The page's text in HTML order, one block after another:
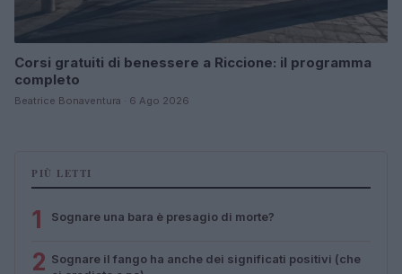
Corsi gratuiti di benessere a Riccione: il programma
completo
Beatrice Bonaventura · 6 Ago 2026
PIÙ LETTI
1 Sognare una bara è presagio di morte?
2 Sognare il fango ha anche dei significati positivi (che